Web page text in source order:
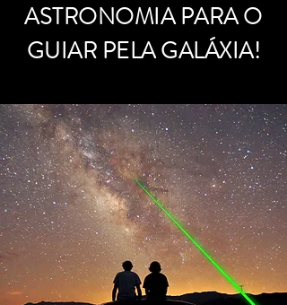
ASTRONOMIA PARA O
GUIAR PELA GALÁXIA!